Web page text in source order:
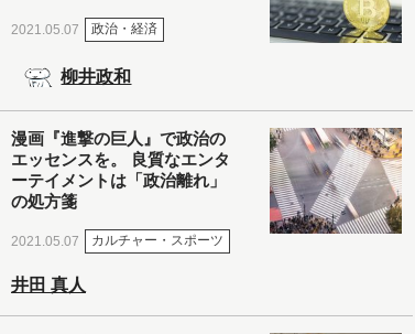
2021.05.07 政治・経済
柳井政和
漫画『進撃の巨人』で政治の
エッセンスを。 良質なエンタ
ーテイメントは「政治離れ」
の処方箋
2021.05.07 カルチャー・スポーツ
井田 真人